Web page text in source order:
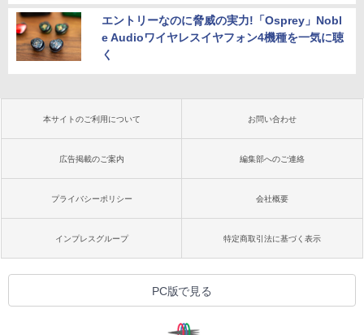
エントリーなのに脅威の実力!「Osprey」Nobl
e Audioワイヤレスイヤフォン4機種を一気に聴
く
本サイトのご利用について お問い合わせ
広告掲載のご案内 編集部へのご連絡
プライバシーポリシー 会社概要
インプレスグループ 特定商取引法に基づく表示
PC版で見る